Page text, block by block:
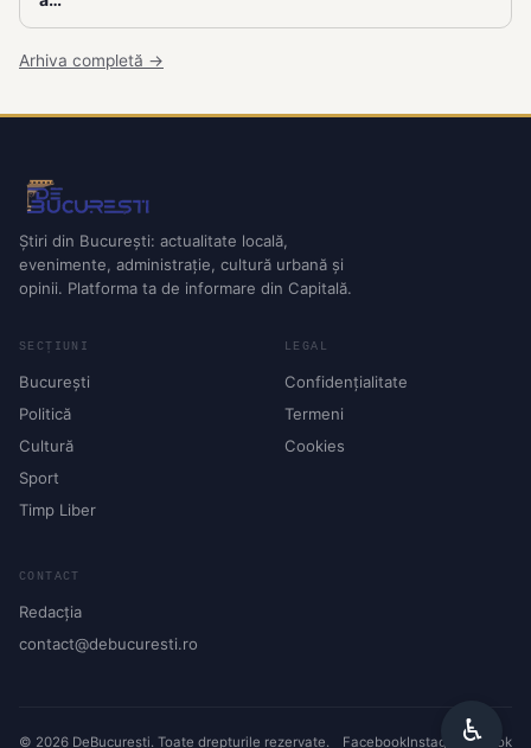
Arhiva completă →
Știri din București: actualitate locală,
evenimente, administrație, cultură urbană și
opinii. Platforma ta de informare din Capitală.
SECȚIUNI
București
Politică
Cultură
Sport
Timp Liber
LEGAL
Confidențialitate
Termeni
Cookies
CONTACT
Redacția
contact@debucuresti.ro
© 2026 DeBucurești. Toate drepturile rezervate. FacebookInstagramTikTok
♿︎